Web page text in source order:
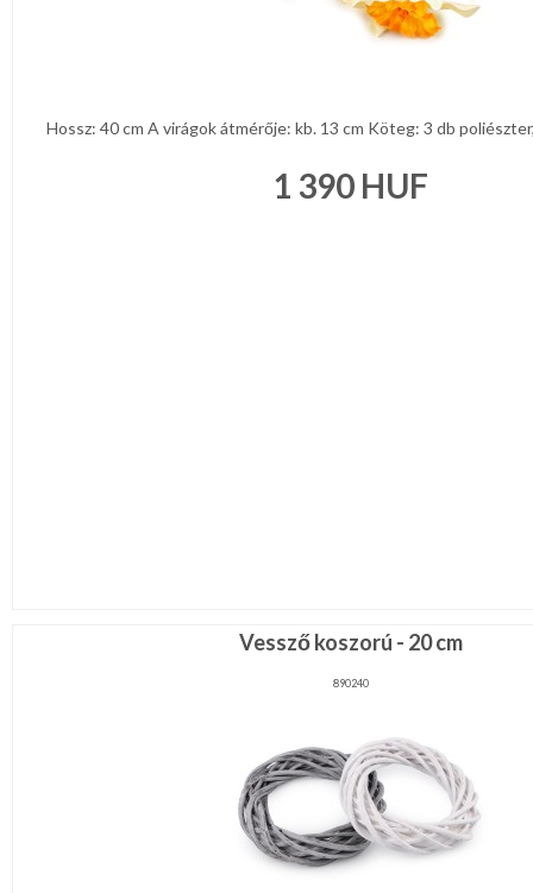
Hossz: 40 cm A virágok átmérője: kb. 13 cm Köteg: 3 db
1 390 HUF
Vessző koszorú - 20 cm
890240